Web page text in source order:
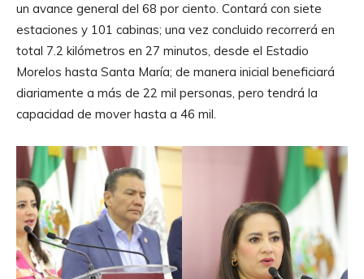
un avance general del 68 por ciento. Contará con siete
estaciones y 101 cabinas; una vez concluido recorrerá en
total 7.2 kilómetros en 27 minutos, desde el Estadio
Morelos hasta Santa María; de manera inicial beneficiará
diariamente a más de 22 mil personas, pero tendrá la
capacidad de mover hasta a 46 mil.